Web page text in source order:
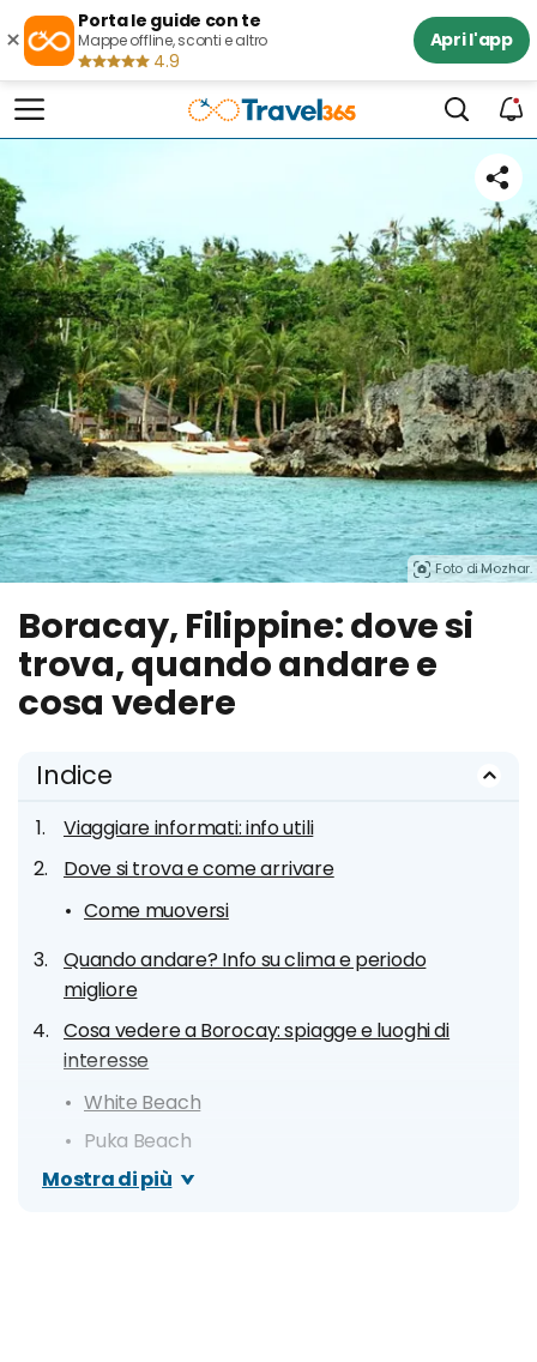
×
Porta le guide con te
Mappe offline, sconti e altro
4.9
Apri l'app
Foto di Mozhar.
Boracay, Filippine: dove si
trova, quando andare e
cosa vedere
Indice
Viaggiare informati: info utili
Dove si trova e come arrivare
Come muoversi
Quando andare? Info su clima e periodo
migliore
Cosa vedere a Borocay: spiagge e luoghi di
interesse
White Beach
Puka Beach
Ilig-Iligan Beach
Mostra di più